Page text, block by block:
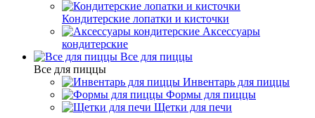
Кондитерские лопатки и кисточки
Аксессуары
кондитерские
Все для пиццы
Все для пиццы
Инвентарь для пиццы
Формы для пиццы
Щетки для печи